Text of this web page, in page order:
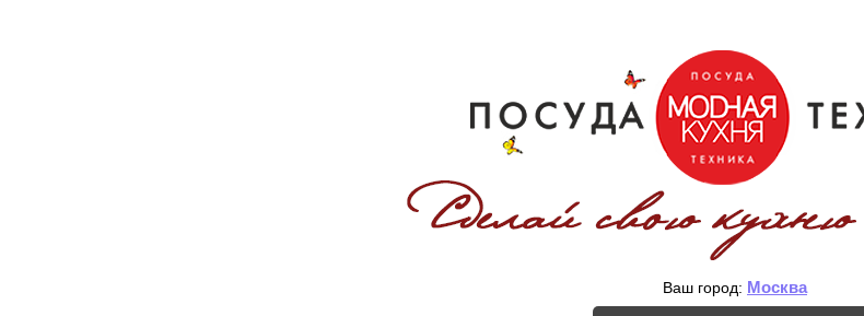
Ваш город: Москва